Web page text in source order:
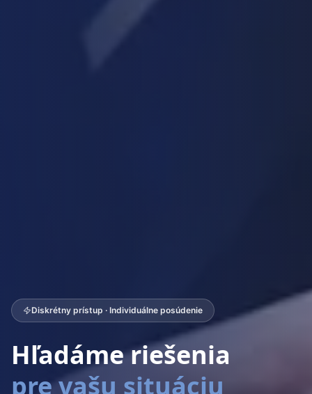
Diskrétny prístup · Individuálne posúdenie
Hľadáme riešenia
pre vašu situáciu